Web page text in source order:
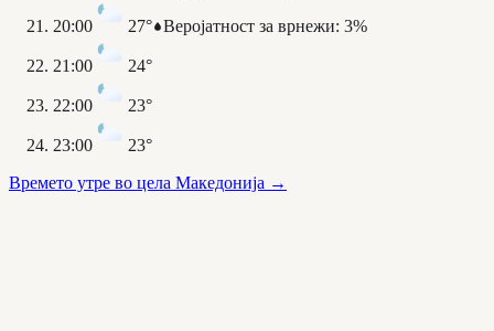
20:00 27° Веројатност за врнежи: 3%
21:00 24°
22:00 23°
23:00
23°
Времето утре во цела Македонија →